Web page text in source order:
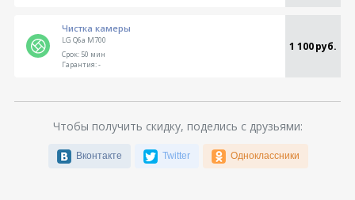
Чистка камеры
LG Q6a M700 1 100 руб.
Срок:50 мин
Гарантия:-
Чтобы получить скидку, поделись с друзьями:
Вконтакте Twitter Одноклассники